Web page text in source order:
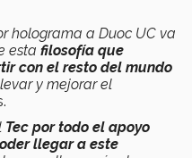
holograma a Duoc UC va
esta filosofía que
con el resto del mundo
y mejorar el
Tec por todo el apoyo
llegar a este